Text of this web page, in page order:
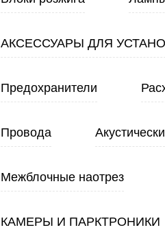
АКСЕССУАРЫ ДЛЯ
Предохранители
Провода
Межблочные наотрез
КАМЕРЫ И ПАРКТРОНИКИ